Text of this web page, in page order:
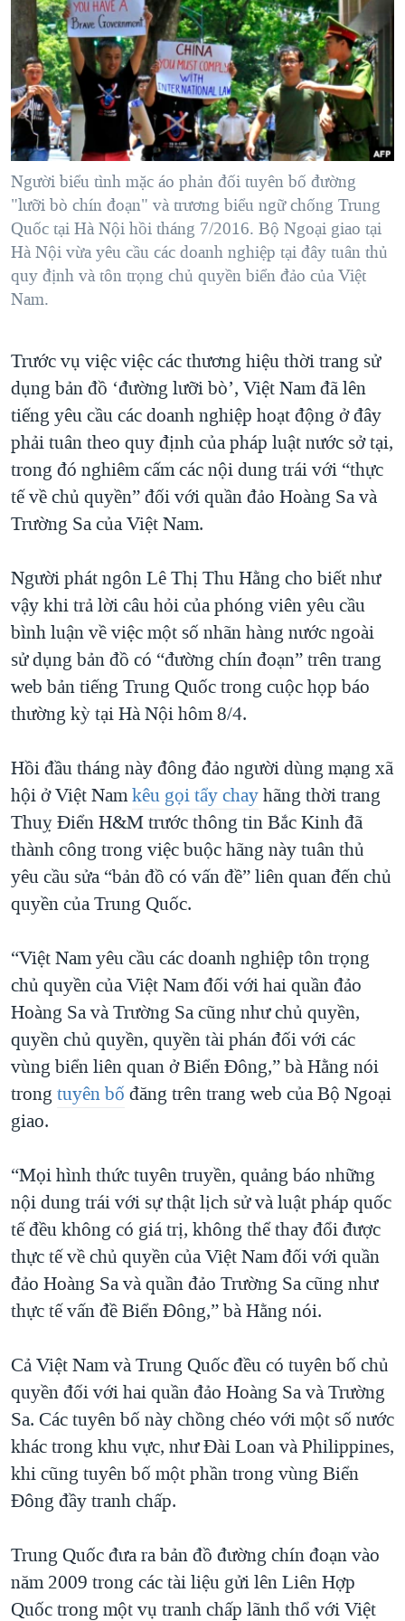
"Tìm"NGƯỜI VIỆT HẢI NGOẠI
ĐỜI SỐNG
KINH TẾ
KHOA HỌC
SỨC KHOẺ
VĂN HOÁ
THỂ THAO
GIÁO DỤC
TẠI
HÀNH TRÌNH BẦU CỬ 2024
MỘT NĂM CHIẾN TRANH TẠI DẢI GAZA
GIẢI MÃ VÀNH ĐAI & CON ĐƯỜNG
NGÀY TỊ NẠN THẾ GIỚI
GROUND ZERO – XƯA VÀ NAY
CHI PHÍ CHIẾN TRANH AFGHANISTAN
CÁC GIÁ TRỊ CỘNG HÒA Ở VIỆT NAM
THƯỢNG ĐỈNH TRUMP-KIM TẠI VIỆT NAM
NGƯ DÂN VIỆT VÀ LÀN SÓNG TRỘM HẢI SÂM
BÊN KIA QUỐC LỘ: TIẾNG VỌNG TỪ NÔNG THÔN MỸ
QUAN HỆ VIỆT MỸ
VIDEO
NGHE
MẠNG XÃ HỘI
Ngôn ngữ khác
Người biểu tình mặc áo phản đối tuyên bố đường
"lưỡi bò chín đoạn" và trương biểu ngữ chống Trung
Quốc tại Hà Nội hồi tháng 7/2016. Bộ Ngoại giao tại
Hà Nội vừa yêu cầu các doanh nghiệp tại đây tuân thủ
quy định và tôn trọng chủ quyền biển đảo của Việt
Nam.
Trước vụ việc việc các thương hiệu thời trang sử
dụng bản đồ ‘đường lưỡi bò’, Việt Nam đã lên
tiếng yêu cầu các doanh nghiệp hoạt động ở đây
phải tuân theo quy định của pháp luật nước sở tại,
trong đó nghiêm cấm các nội dung trái với “thực
tế về chủ quyền” đối với quần đảo Hoàng Sa và
Trường Sa của Việt Nam.
Người phát ngôn Lê Thị Thu Hằng cho biết như
vậy khi trả lời câu hỏi của phóng viên yêu cầu
bình luận về việc một số nhãn hàng nước ngoài
sử dụng bản đồ có “đường chín đoạn” trên trang
web bản tiếng Trung Quốc trong cuộc họp báo
thường kỳ tại Hà Nội hôm 8/4.
Hồi đầu tháng này đông đảo người dùng mạng xã
hội ở Việt Namkêu gọi tẩy chayhãng thời trang
Thuỵ Điển H&M trước thông tin Bắc Kinh đã
thành công trong việc buộc hãng này tuân thủ
yêu cầu sửa “bản đồ có vấn đề” liên quan đến chủ
quyền của Trung Quốc.
“Việt Nam yêu cầu các doanh nghiệp tôn trọng
chủ quyền của Việt Nam đối với hai quần đảo
Hoàng Sa và Trường Sa cũng như chủ quyền,
quyền chủ quyền, quyền tài phán đối với các
vùng biển liên quan ở Biển Đông,” bà Hằng nói
trong tuyên bố đăng trên trang web của Bộ Ngoại
giao.
“Mọi hình thức tuyên truyền, quảng báo những
nội dung trái với sự thật lịch sử và luật pháp quốc
tế đều không có giá trị, không thể thay đổi được
thực tế về chủ quyền của Việt Nam đối với quần
đảo Hoàng Sa và quần đảo Trường Sa cũng như
thực tế vấn đề Biển Đông,” bà Hằng nói.
Cả Việt Nam và Trung Quốc đều có tuyên bố chủ
quyền đối với hai quần đảo Hoàng Sa và Trường
Sa. Các tuyên bố này chồng chéo với một số nước
khác trong khu vực, như Đài Loan và Philippines,
khi cũng tuyên bố một phần trong vùng Biển
Đông đầy tranh chấp.
Trung Quốc đưa ra bản đồ đường chín đoạn vào
năm 2009 trong các tài liệu gửi lên Liên Hợp
Quốc trong một vụ tranh chấp lãnh thổ với Việt